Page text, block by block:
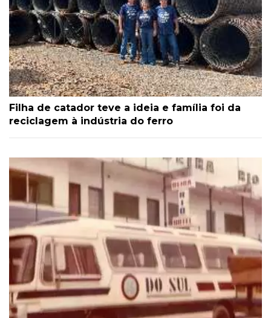
Filha de catador teve a ideia e família foi da
reciclagem à indústria do ferro